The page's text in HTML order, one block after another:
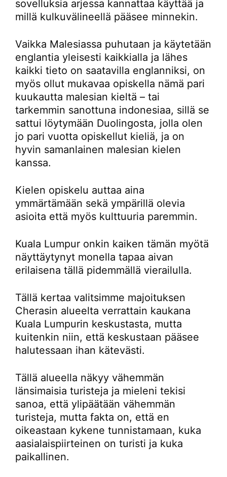
sovelluksia arjessa kannattaa käyttää ja
millä kulkuvälineellä pääsee minnekin.
Vaikka Malesiassa puhutaan ja käytetään
englantia yleisesti kaikkialla ja lähes
kaikki tieto on saatavilla englanniksi, on
myös ollut mukavaa opiskella nämä pari
kuukautta malesian kieltä – tai
tarkemmin sanottuna indonesiaa, sillä se
sattui löytymään Duolingosta, jolla olen
jo pari vuotta opiskellut kieliä, ja on
hyvin samanlainen malesian kielen
kanssa.
Kielen opiskelu auttaa aina
ymmärtämään sekä ympärillä olevia
asioita että myös kulttuuria paremmin.
Kuala Lumpur onkin kaiken tämän myötä
näyttäytynyt monella tapaa aivan
erilaisena tällä pidemmällä vierailulla.
Tällä kertaa valitsimme majoituksen
Cherasin alueelta verrattain kaukana
Kuala Lumpurin keskustasta, mutta
kuitenkin niin, että keskustaan pääsee
halutessaan ihan kätevästi.
Tällä alueella näkyy vähemmän
länsimaisia turisteja ja mieleni tekisi
sanoa, että ylipäätään vähemmän
turisteja, mutta fakta on, että en
oikeastaan kykene tunnistamaan, kuka
aasialaispiirteinen on turisti ja kuka
paikallinen.